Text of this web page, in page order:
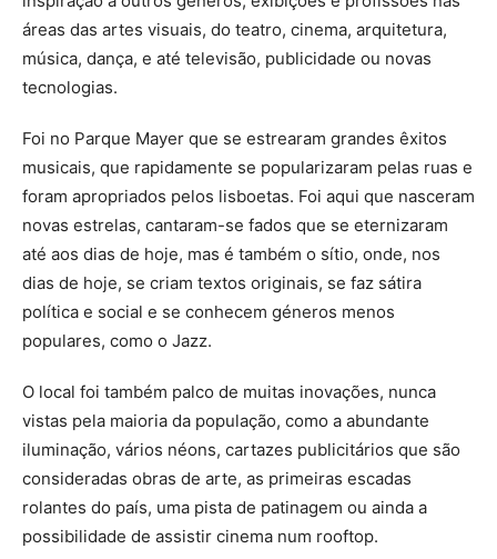
áreas das artes visuais, do teatro, cinema, arquitetura,
música, dança, e até televisão, publicidade ou novas
tecnologias.
Foi no Parque Mayer que se estrearam grandes êxitos
musicais, que rapidamente se popularizaram pelas ruas e
foram apropriados pelos lisboetas. Foi aqui que nasceram
novas estrelas, cantaram-se fados que se eternizaram
até aos dias de hoje, mas é também o sítio, onde, nos
dias de hoje, se criam textos originais, se faz sátira
política e social e se conhecem géneros menos
populares, como o Jazz.
O local foi também palco de muitas inovações, nunca
vistas pela maioria da população, como a abundante
iluminação, vários néons, cartazes publicitários que são
consideradas obras de arte, as primeiras escadas
rolantes do país, uma pista de patinagem ou ainda a
possibilidade de assistir cinema num rooftop.